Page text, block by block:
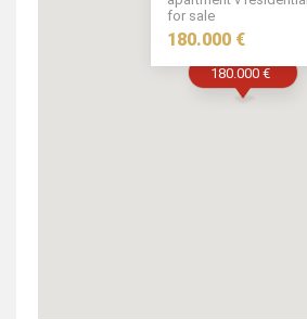
180.000 €
for sale
180.000 €